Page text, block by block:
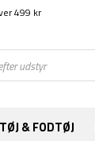
499 kr
TØJ & FODTØJ